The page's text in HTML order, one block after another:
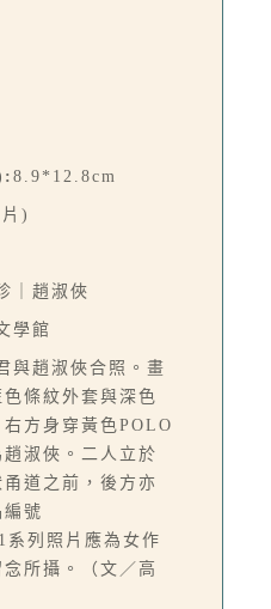
8.9*12.8cm
)
｜趙淑俠
學館
與趙淑俠合照。畫
條紋外套與深色
方身穿黃色POLO
淑俠。二人立於
道之前，後方亦
號
列照片應為女作
所攝。（文／高